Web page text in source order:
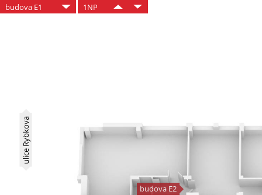
budova E1 1NP
budova E2
ulice Rybkova